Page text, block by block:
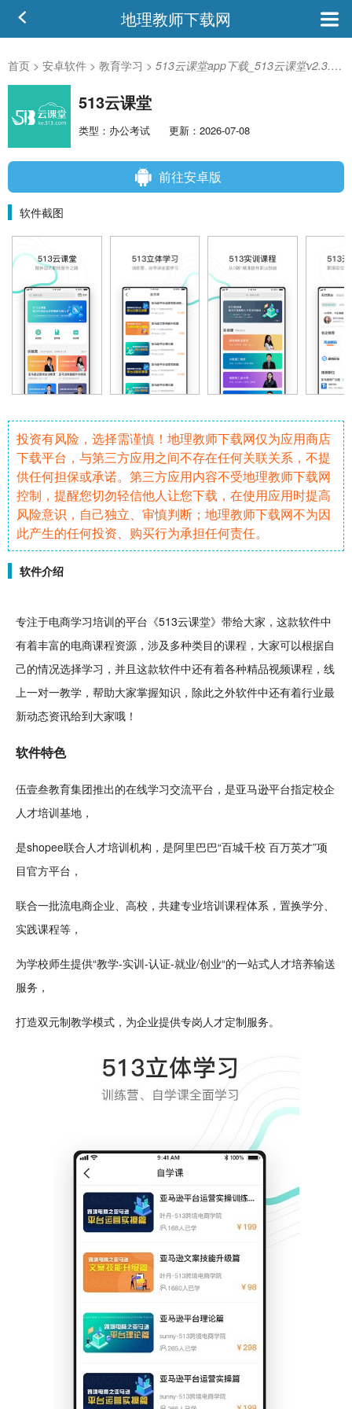
地理教师下载网
首页 > 安卓软件 > 教育学习 > 513云课堂app下载_513云课堂v2.3.36安卓版
513云课堂
类型：办公考试 更新：2026-07-08
前往安卓版
软件截图
投资有风险，选择需谨慎！地理教师下载网仅为应用商店
下载平台，与第三方应用之间不存在任何关联关系，不提
供任何担保或承诺。第三方应用内容不受地理教师下载网
控制，提醒您切勿轻信他人让您下载，在使用应用时提高
风险意识，自己独立、审慎判断；地理教师下载网不为因
此产生的任何投资、购买行为承担任何责任。
软件介绍
专注于电商学习培训的平台《513云课堂》带给大家，这款软件中
有着丰富的电商课程资源 ，涉及多种类目的课程，大家可以根据自
己的情况选择学习，并且这款软件中还有着各种精品视频课程，线
上一对一教学，帮助大家掌握知识，除此之外软件中还有着行业最
新动态资讯给到大家哦！
软件特色
伍壹叁教育集团推出的在线学习交流平台，是亚马逊平台指定校企
人才培训基地 ，
是shopee联合人才培训机构，是阿里巴巴“百城千校 百万英才”项
目官方平台，
联合一批流电商企业、高校，共建专业培训课程体系，置换学分、
实践课程等，
为学校师生提供“教学-实训-认证-就业/创业“的一站式人才培养输送
服务，
打造双元制教学模式，为企业提供专岗人才定制服务。